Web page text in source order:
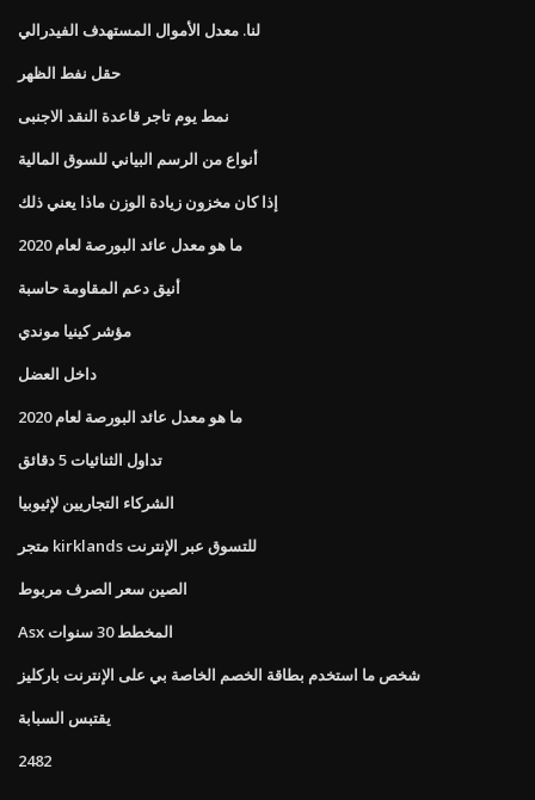
لنا. معدل الأموال المستهدف الفيدرالي
حقل نفط الظهر
نمط يوم تاجر قاعدة النقد الاجنبى
أنواع من الرسم البياني للسوق المالية
إذا كان مخزون زيادة الوزن ماذا يعني ذلك
ما هو معدل عائد البورصة لعام 2020
أنيق دعم المقاومة حاسبة
مؤشر كينيا موندي
داخل العضل
ما هو معدل عائد البورصة لعام 2020
تداول الثنائيات 5 دقائق
الشركاء التجاريين لإثيوبيا
متجر kirklands للتسوق عبر الإنترنت
الصين سعر الصرف مربوط
Asx المخطط 30 سنوات
شخص ما استخدم بطاقة الخصم الخاصة بي على الإنترنت باركليز
يقتبس السبابة
2482